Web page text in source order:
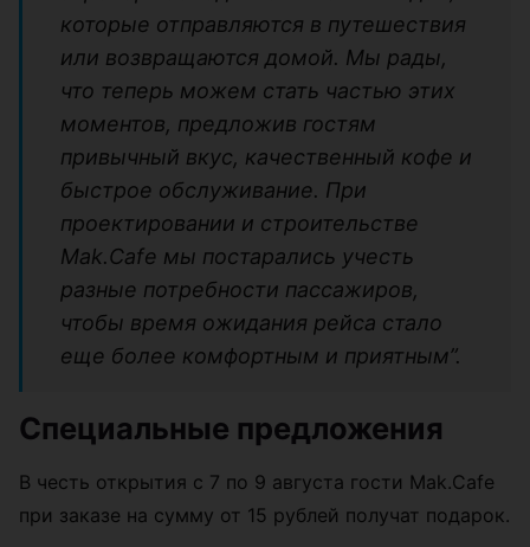
которые отправляются в путешествия
или возвращаются домой. Мы рады,
что теперь можем стать частью этих
моментов, предложив гостям
привычный вкус, качественный кофе и
быстрое обслуживание. При
проектировании и строительстве
Mak.Cafe мы постарались учесть
разные потребности пассажиров,
чтобы время ожидания рейса стало
еще более комфортным и приятным”.
Специальные предложения
В честь открытия с 7 по 9 августа гости Mak.Cafe
при заказе на сумму от 15 рублей получат подарок.